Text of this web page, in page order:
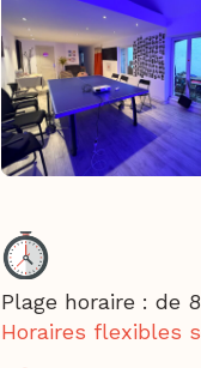
Plage horaire : de
Horaires flexibles